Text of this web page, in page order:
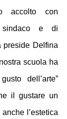
accolto con
sindaco e di
Delfina
scuola ha
dell’arte”
il gustare un
l’estetica